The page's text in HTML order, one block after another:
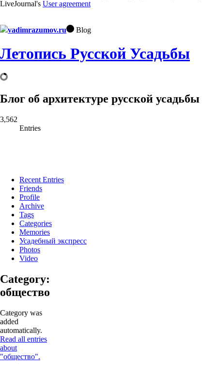
LiveJournal's User agreement
vadimrazumov.ru Blog
Летопись Русской Усадьбы
Блог об архитектуре русской усадьбы
3,562
Entries
Recent Entries
Friends
Profile
Archive
Tags
Categories
Memories
Усадебный экспресс
Photos
Video
Category:
общество
Category was
added
automatically.
Read all entries
about
"общество".